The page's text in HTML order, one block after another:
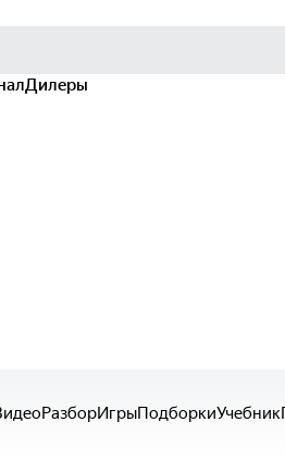
Дилеры
РазборИгрыПодборкиУчебник